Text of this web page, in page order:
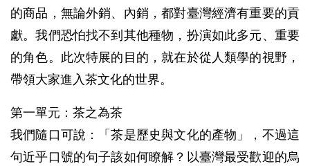
的商品，無論外銷、內銷，都對臺灣經濟有重要的貢
獻。我們恐怕找不到其他種物，扮演如此多元、重要
的角色。此次特展的目的，就在於從人類學的視野，
帶領大家進入茶文化的世界。
第一單元：茶之為茶
我們隨口可說：「茶是歷史與文化的產物」，不過這
句近乎口號的句子該如何瞭解？以臺灣最受歡迎的烏